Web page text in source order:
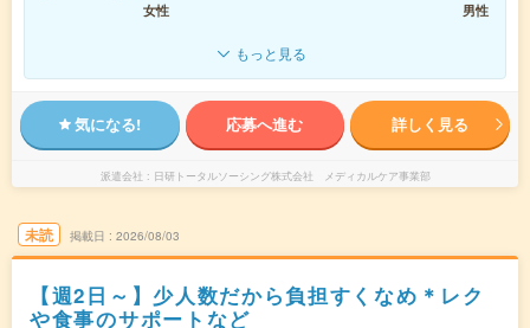
女性
男性
もっと見る
気になる! 応募へ進む 詳しく見る
派遣会社 日研トータルソーシング株式会社 メディカルケア事業部
未読 掲載日 2026/08/03
【週2日～】少人数だから負担すくなめ＊レク
や食事のサポートなど